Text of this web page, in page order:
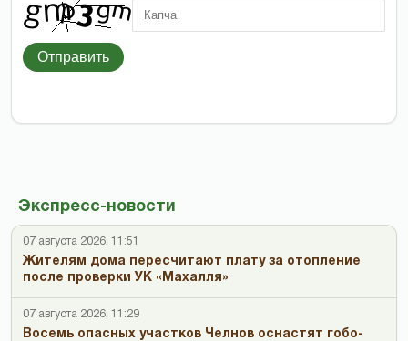
Экспресс-новости
07 августа 2026, 11:51
Жителям дома пересчитают плату за отопление
после проверки УК «Махалля»
07 августа 2026, 11:29
Восемь опасных участков Челнов оснастят гобо-
Отправить